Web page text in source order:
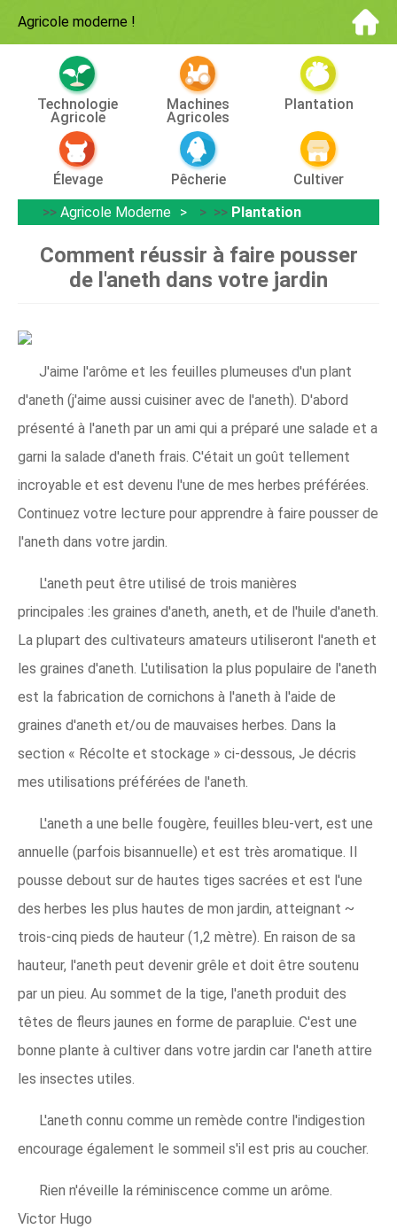
Agricole moderne !
Technologie
Agricole
Machines
Agricoles
Plantation
Élevage Pêcherie
Cultiver
>> Agricole Moderne > >> Plantation
Comment réussir à faire pousser
de l'aneth dans votre jardin
J'aime l'arôme et les feuilles plumeuses d'un plant
d'aneth (j'aime aussi cuisiner avec de l'aneth). D'abord
présenté à l'aneth par un ami qui a préparé une salade et a
garni la salade d'aneth frais. C'était un goût tellement
incroyable et est devenu l'une de mes herbes préférées.
Continuez votre lecture pour apprendre à faire pousser de
l'aneth dans votre jardin.
L'aneth peut être utilisé de trois manières
principales :les graines d'aneth, aneth, et de l'huile d'aneth.
La plupart des cultivateurs amateurs utiliseront l'aneth et
les graines d'aneth. L'utilisation la plus populaire de l'aneth
est la fabrication de cornichons à l'aneth à l'aide de
graines d'aneth et/ou de mauvaises herbes. Dans la
section « Récolte et stockage » ci-dessous, Je décris
mes utilisations préférées de l'aneth.
L'aneth a une belle fougère, feuilles bleu-vert, est une
annuelle (parfois bisannuelle) et est très aromatique. Il
pousse debout sur de hautes tiges sacrées et est l'une
des herbes les plus hautes de mon jardin, atteignant ~
trois-cinq pieds de hauteur (1,2 mètre). En raison de sa
hauteur, l'aneth peut devenir grêle et doit être soutenu
par un pieu. Au sommet de la tige, l'aneth produit des
têtes de fleurs jaunes en forme de parapluie. C'est une
bonne plante à cultiver dans votre jardin car l'aneth attire
les insectes utiles.
L'aneth connu comme un remède contre l'indigestion
encourage également le sommeil s'il est pris au coucher.
Rien n'éveille la réminiscence comme un arôme.
Victor Hugo